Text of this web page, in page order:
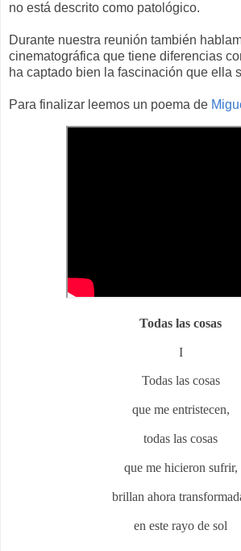
no está descrito como patológico.
Durante nuestra reunión también
cinematográfica que tiene diferencias
ha captado bien la fascinación que ella
Para finalizar leemos un poema de
Todas las cosas
I
Todas las cosas
que me entristecen,
todas las cosas
que me hicieron sufrir,
brillan ahora
en este rayo de sol